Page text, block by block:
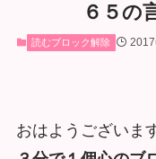
６５の
読むブロック解除
おはようございま